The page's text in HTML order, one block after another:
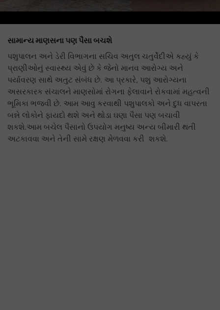
સામાન્ય માણસના પણ પૈસા બચશે
પશુપાલન અને ડેરી વિભાગના સચિવ અતુલ ચતુર્વેદીએ કહ્યું કે
પ્રાણીઓનું સ્વાસ્થ્ય એવું છે કે જેનો માનવ આરોગ્ય અને
પર્યાવરણ સાથે અતુટ સંબંધ છે. આ પ્રકારે, પશુ આરોગ્યના
અસરકારક સંચાલને માણસોમાં રોગના ફેલાવાને રોકવામાં મહત્વની
ભૂમિકા ભજવી છે. આમ આવુ કરવાથી પશુપાલકો અને દુધ વાપરતા
બન્ને લોકોને ફાયદો થશે અને થોડા ઘણા પૈસા પણ બચાવી
શકશે.આમ બચેલ પૈસાનો ઉપયોગ મનુષ્ય અન્ય બીમારી થતી
અટકાવવા અને તેની સામે રક્ષણ મેળવવા કરી શકશે.